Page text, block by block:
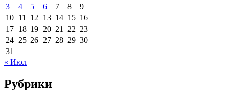
3
4 5 6 7 8
9
10 11 12 13 14 15 16
17 18 19 20 21 22 23
24 25 26 27 28 29 30
31
« Июл
Рубрики